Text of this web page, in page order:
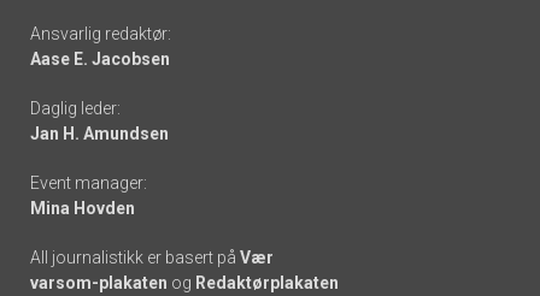
Footer
-
links
Ansvarlig redaktør:
Aase E. Jacobsen
Daglig leder:
Jan H. Amundsen
Event manager:
Mina Hovden
All journalistikk er basert på Vær
varsom-plakaten og Redaktørplakaten